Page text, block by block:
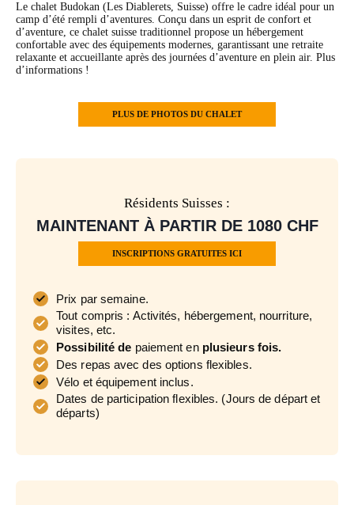
Le chalet Budokan (Les Diablerets, Suisse) offre le cadre idéal pour un
camp d’été rempli d’aventures. Conçu dans un esprit de confort et
d’aventure, ce chalet suisse traditionnel propose un hébergement
confortable avec des équipements modernes, garantissant une retraite
relaxante et accueillante après des journées d’aventure en plein air. Plus
d’informations !
PLUS DE PHOTOS DU CHALET
Résidents Suisses :
MAINTENANT À PARTIR DE 1080 CHF
INSCRIPTIONS GRATUITES ICI
Prix par semaine.
Tout compris : Activités, hébergement, nourriture,
visites, etc.
Possibilité de paiement en plusieurs fois.
Des repas avec des options flexibles.
Vélo et équipement inclus.
Dates de participation flexibles. (Jours de départ et
départs)